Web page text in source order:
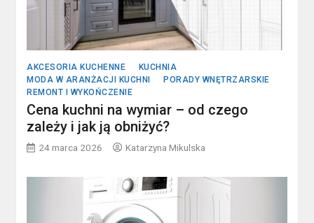
AKCESORIA KUCHENNE
KUCHNIA
MODA W ARANŻACJI KUCHNI
PORADY WNĘTRZARSKIE
REMONT I WYKOŃCZENIE
Cena kuchni na wymiar – od czego
zależy i jak ją obniżyć?
24 marca 2026 Katarzyna Mikulska